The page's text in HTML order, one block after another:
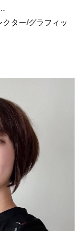
ター/グラフィッ